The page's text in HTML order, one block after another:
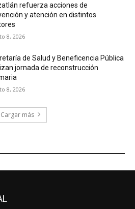
refuerza acciones de
y atención en distintos
8, 2026
de Salud y Beneficencia Pública
jornada de reconstrucción
8, 2026
Cargar más